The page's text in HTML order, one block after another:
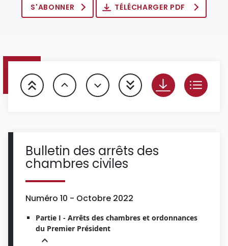
S'ABONNER TÉLÉCHARGER PDF
Bulletin des arrêts des
chambres civiles
Numéro 10 - Octobre 2022
Partie I - Arrêts des chambres et ordonnances
du Premier Président